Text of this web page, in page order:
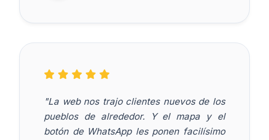
"La web nos trajo clientes nuevos de los
pueblos de alrededor. Y el mapa y el
botón de WhatsApp les ponen facilísimo